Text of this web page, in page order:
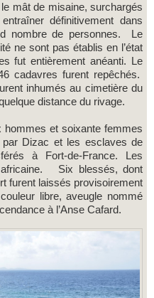
mât de misaine, surchargés
définitivement dans
nombre de personnes. Le
ne sont pas établis en l’état
fut entièrement anéanti. Le
cadavres furent repêchés.
inhumés au cimetière du
distance du rivage.
et soixante femmes
Dizac et les esclaves de
à Fort-de-France. Les
africaine. Six blessés, dont
furent laissés provisoirement
libre, aveugle nommé
à l’Anse Cafard.